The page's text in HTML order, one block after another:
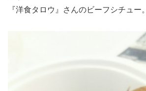
『洋食タロウ』さんのビーフシチュー。